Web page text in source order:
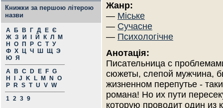
Книжки за першою літерою
назви
А Б В Г Д Е Є
Ж З И Й К Л
М
Н
О П Р С Т У
Ф Х Ц Ч Ш Щ Э
Ю Я
A
B C D E F G
H
J K L M N
O
P
R S T U V W
1 2 3 9
Жанр:
— Міське
— Сучасне
— Психологічне
Анотація:
Писательница с
сюжеты, слепой мужчина,
жизненном перепутье -
романа! Но их пути
которую проводит один